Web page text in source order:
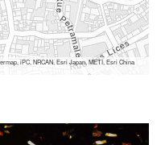
iPC, NRCAN, Esri Japan, METI, Esri China